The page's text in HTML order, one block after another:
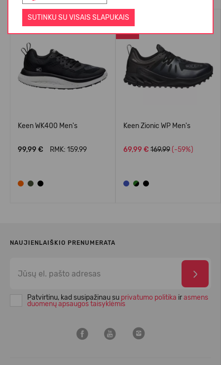
SUTINKU SU VISAIS SLAPUKAIS
Keen WK400 Men's
99,99 € RMK: 159.99
-59%
WATERPROOF
Keen Zionic WP Men's
69,99 € 169.99 (-59%)
NAUJIENLAIŠKIO PRENUMERATA
Patvirtinu, kad susipažinau su privatumo politika irasmens
duomenų apsaugos taisyklėmis